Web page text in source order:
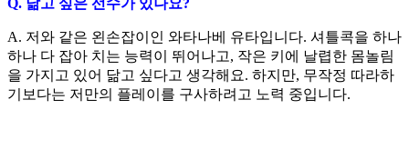
Q. 닮고 싶은 선수가 있나요?
A. 저와 같은 왼손잡이인 와타나베 유타입니다. 셔틀콕을 하나
하나 다 잡아 치는 능력이 뛰어나고, 작은 키에 날렵한 몸놀림
을 가지고 있어 닮고 싶다고 생각해요. 하지만, 무작정 따라하
기보다는 저만의 플레이를 구사하려고 노력 중입니다.